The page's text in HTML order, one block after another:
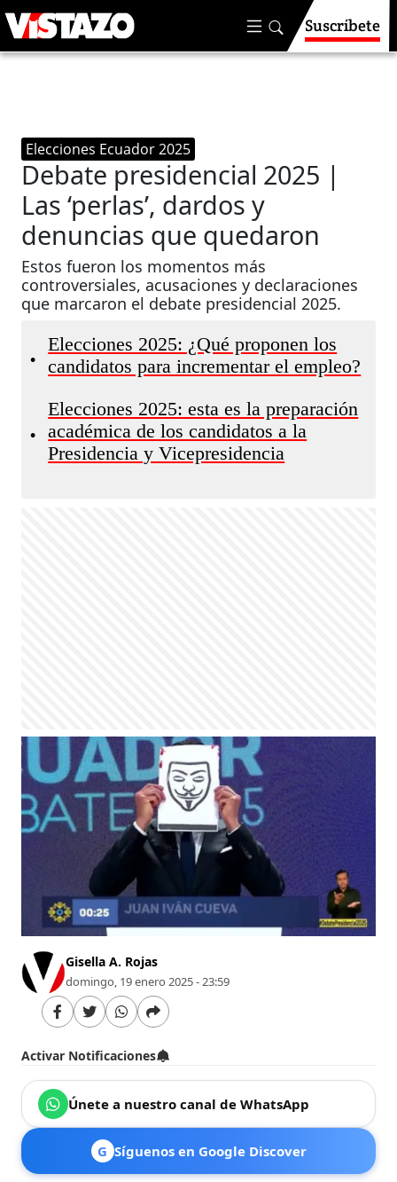
Suscríbete
Elecciones Ecuador 2025
Debate presidencial 2025 |
Las ‘perlas’, dardos y
denuncias que quedaron
Estos fueron los momentos más
controversiales, acusaciones y declaraciones
que marcaron el debate presidencial 2025.
•
Elecciones 2025: ¿Qué proponen los
candidatos para incrementar el empleo?
•
Elecciones 2025: esta es la preparación
académica de los candidatos a la
Presidencia y Vicepresidencia
Gisella A. Rojas
domingo, 19 enero 2025 - 23:59
Activar Notificaciones
Únete a nuestro canal de WhatsApp
G Síguenos en Google Discover